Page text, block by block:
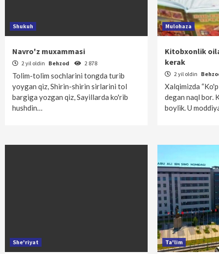
Shukuh
Navro'z muxammasi
2 yil oldin Behzod 2 878
Tolim-tolim sochlarini tongda turib
yoygan qiz, Shirin-shirin sirlarini tol
bargiga yozgan qiz, Sayillarda ko'rib
hushdin…
Mulohaza
Kitobxonlik
kerak
2 yil oldin
Xalqimizda
degan naql bor.
boylik. U
She'riyat Ta'lim